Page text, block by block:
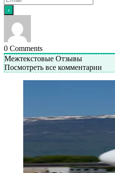
0 Comments
Межтекстовые Отзывы
Посмотреть все комментарии